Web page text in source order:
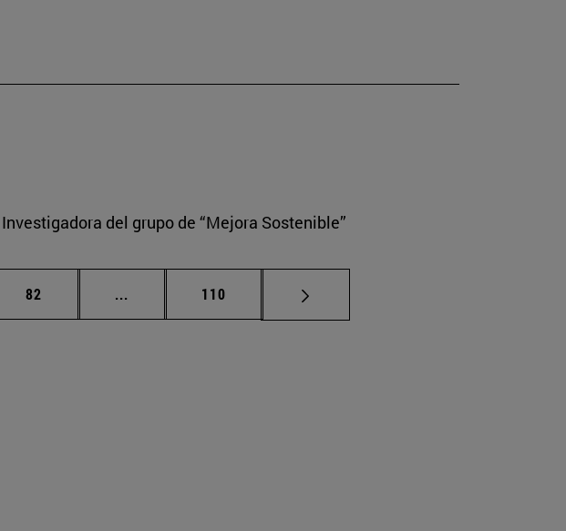
del grupo de “Mejora Sostenible”
desplazarse.
Página
82 ... Páginas intermedias Use TAB para desplazarse.
Página
110